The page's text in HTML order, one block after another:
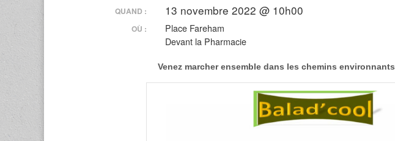
QUAND : 13 novembre 2022 @ 10h00
OÙ :
Place Fareham
Devant la Pharmacie
Venez marcher ensemble dans les chemins environnants